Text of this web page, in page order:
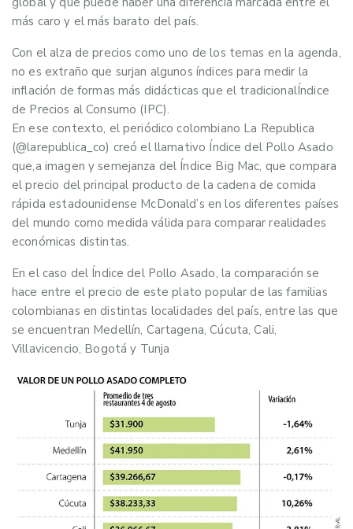
más caro y el más barato del país.
Con el alza de precios como uno de los temas en la agenda,
no es extraño que surjan algunos índices para medir la
inflación de formas más didácticas que el tradicionalÍndice
de Precios al Consumo (IPC).
En ese contexto, el periódico colombiano La Republica
(@larepublica_co) creó el llamativo Índice del Pollo Asado
que,a imagen y semejanza del Índice Big Mac, que compara
el precio del principal producto de la cadena de comida
rápida estadounidense McDonald’s en los diferentes países
del mundo como medida válida para comparar realidades
económicas distintas.
En el caso del Índice del Pollo Asado, la comparación se
hace entre el precio de este plato popular de las familias
colombianas en distintas localidades del país, entre las que
se encuentran Medellín, Cartagena, Cúcuta, Cali,
Villavicencio, Bogotá y Tunja